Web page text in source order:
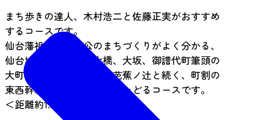
まち歩きの達人、木村浩二と佐藤正実がおすすめ
するコースです。
仙台藩祖伊達政宗公のまちづくりがよく分かる、
仙台城大手門下から大橋、大坂、御譜代町筆頭の
大町、城下町割りの基点芭蕉ノ辻と続く、町割の
東西幹線となった大手筋をたどるコースです。
＜距離約1.5km 約1時間25分＞